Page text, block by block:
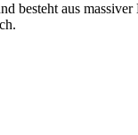
besteht aus